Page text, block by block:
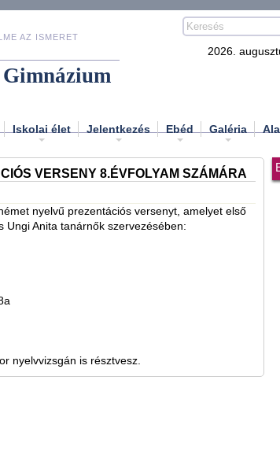
AZ ISMERET
2026.
Iskolai élet Jelentkezés Ebéd Galéria
VERSENY 8.ÉVFOLYAM SZÁMÁRA
nyelvű prezentációs versenyt, amelyet első
Anita tanárnők szervezésében:
nyelvvizsgán is résztvesz.